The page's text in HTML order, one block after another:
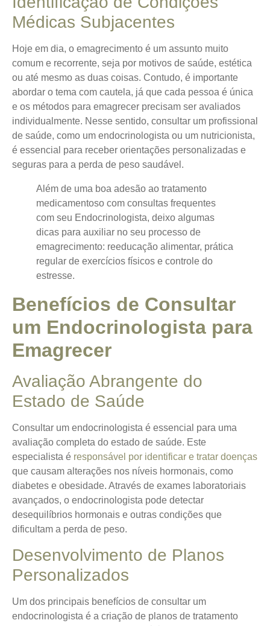
Médicas Subjacentes
Hoje em dia, o emagrecimento é um assunto muito
comum e recorrente, seja por motivos de saúde, estética
ou até mesmo as duas coisas. Contudo, é importante
abordar o tema com cautela, já que cada pessoa é única
e os métodos para emagrecer precisam ser avaliados
individualmente. Nesse sentido, consultar um profissional
de saúde, como um endocrinologista ou um nutricionista,
é essencial para receber orientações personalizadas e
seguras para a perda de peso saudável.
Além de uma boa adesão ao tratamento
medicamentoso com consultas frequentes
com seu Endocrinologista, deixo algumas
dicas para auxiliar no seu processo de
emagrecimento: reeducação alimentar, prática
regular de exercícios físicos e controle do
estresse.
Benefícios de Consultar
um Endocrinologista para
Emagrecer
Avaliação Abrangente do
Estado de Saúde
Consultar um endocrinologista é essencial para uma
avaliação completa do estado de saúde. Este
especialista é responsável por identificar e tratar doenças
que causam alterações nos níveis hormonais, como
diabetes e obesidade. Através de exames laboratoriais
avançados, o endocrinologista pode detectar
desequilíbrios hormonais e outras condições que
dificultam a perda de peso.
Desenvolvimento de Planos
Personalizados
Um dos principais benefícios de consultar um
endocrinologista é a criação de planos de tratamento